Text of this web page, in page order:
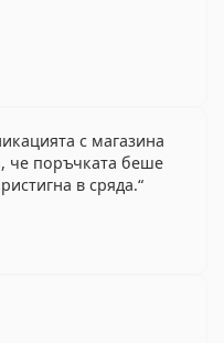
с магазина
че поръчката беше
в сряда.